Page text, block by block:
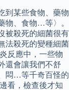
到某些食物、藥物
物、食物…等〉。
被殺死的細菌很有
法殺死的變種細菌
反應中，一些物
還會讓我們不舒
悶…等千奇百怪的
看，檢查後才知